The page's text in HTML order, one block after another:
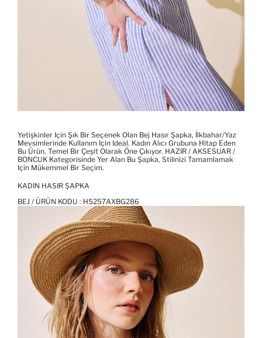
Yetişkinler Için Şık Bir Seçenek Olan Bej Hasır Şapka, İlkbahar/Yaz
Mevsimlerinde Kullanım Için Ideal. Kadın Alıcı Grubuna Hitap Eden
Bu Ürün, Temel Bir Çeşit Olarak Öne Çıkıyor. HAZIR / AKSESUAR /
BONCUK Kategorisinde Yer Alan Bu Şapka, Stilinizi Tamamlamak
Için Mükemmel Bir Seçim.
KADIN HASIR ŞAPKA
BEJ / ÜRÜN KODU : H5257AXBG286